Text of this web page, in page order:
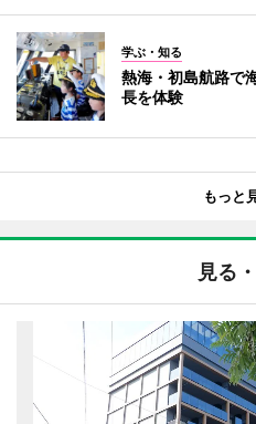
学ぶ・知る
熱海・初島航路で
長を体験
もっと
見る